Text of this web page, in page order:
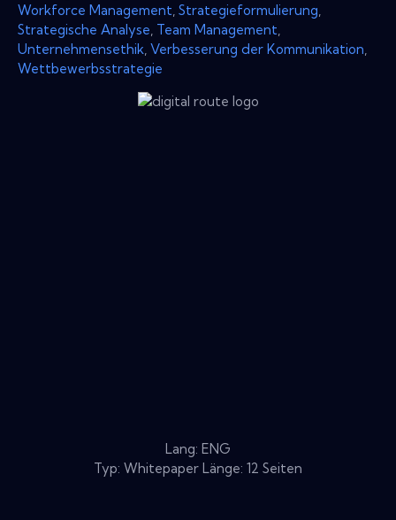
Workforce Management Strategieformulierung
Strategische Analyse Team Management
Unternehmensethik Verbesserung der Kommunikation
Wettbewerbsstrategie
Lang: ENG
Typ: Whitepaper Länge: 12 Seiten